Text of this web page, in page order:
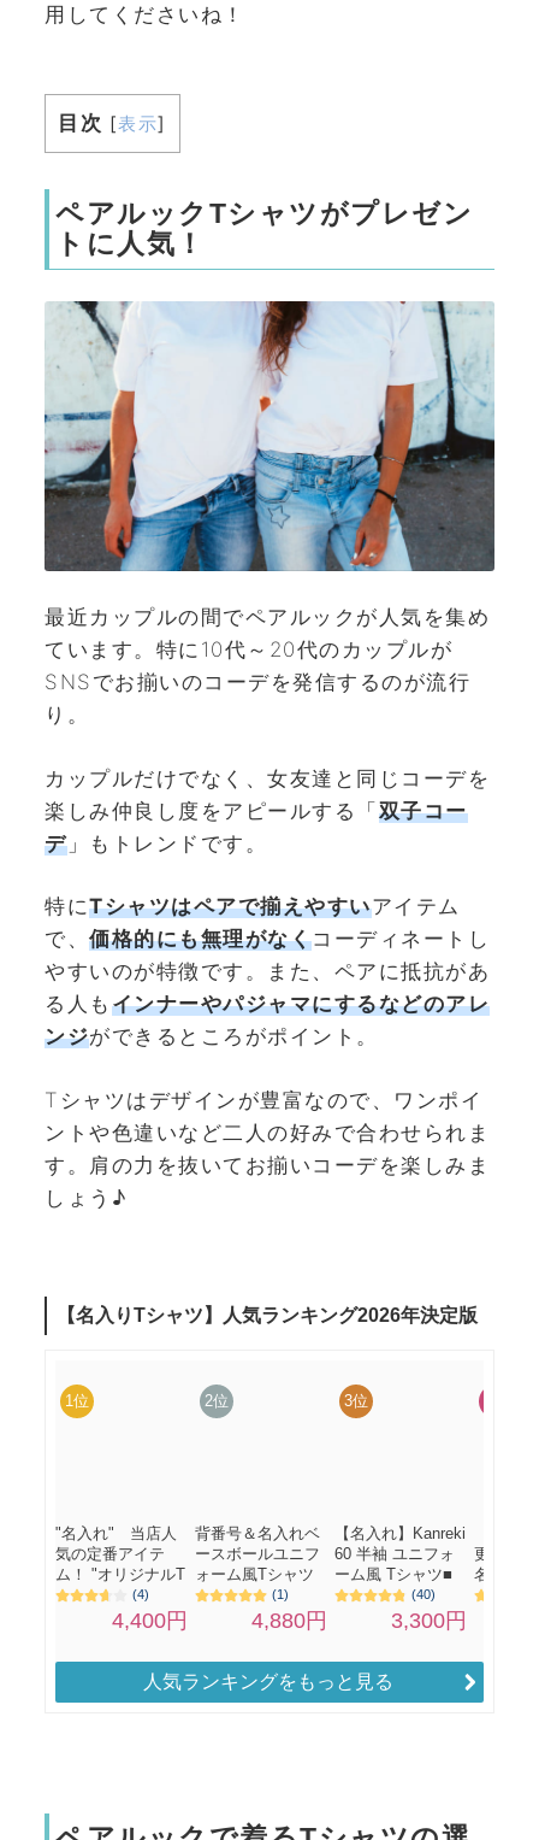
用してくださいね！
目次 [表示]
ペアルックTシャツがプレゼン
トに人気！
最近カップルの間でペアルックが人気を集め
ています。特に10代～20代のカップルが
SNSでお揃いのコーデを発信するのが流行
り。
カップルだけでなく、女友達と同じコーデを
楽しみ仲良し度をアピールする「双子コー
デ」もトレンドです。
特にTシャツはペアで揃えやすいアイテム
で、 価格的にも無理がなくコーディネートし
やすいのが特徴です。また、ペアに抵抗があ
る人も インナーやパジャマにするなどのアレ
ンジができるところがポイント。
Tシャツはデザインが豊富なので、ワンポイ
ントや色違いなど二人の好みで合わせられま
す。肩の力を抜いてお揃いコーデを楽しみま
しょう♪
人気ランキングをもっと見る